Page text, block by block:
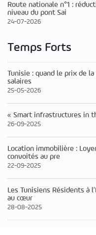
Route nationale n°1 :
niveau du pont Sai
24-07-2026
Temps Forts
Tunisie : quand le prix de
salaires
25-05-2026
« Smart infrastructures in
26-09-2025
Location immobilière :
convoités au pre
22-09-2025
Les Tunisiens Résidents à
au cœur
28-08-2025